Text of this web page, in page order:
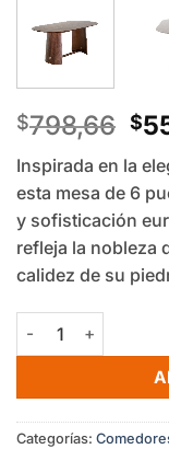
$798,66 $
Inspirada en la
esta mesa de 6
y sofisticación
refleja la nobleza
calidez de su
Mesa comedor
Categorías: